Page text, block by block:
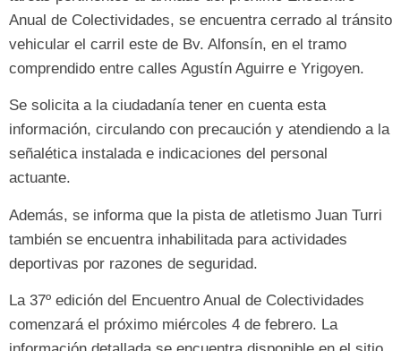
Anual de Colectividades, se encuentra cerrado al tránsito
vehicular el carril este de Bv. Alfonsín, en el tramo
comprendido entre calles Agustín Aguirre e Yrigoyen.
Se solicita a la ciudadanía tener en cuenta esta
información, circulando con precaución y atendiendo a la
señalética instalada e indicaciones del personal
actuante.
Además, se informa que la pista de atletismo Juan Turri
también se encuentra inhabilitada para actividades
deportivas por razones de seguridad.
La 37º edición del Encuentro Anual de Colectividades
comenzará el próximo miércoles 4 de febrero. La